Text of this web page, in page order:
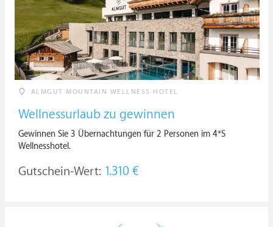
ALMGUT MOUNTAIN WELLNESS HOTEL
Wellnessurlaub zu gewinnen
Gewinnen Sie 3 Übernachtungen für 2 Personen im 4*S
Wellnesshotel.
Gutschein-Wert: 1.310 €